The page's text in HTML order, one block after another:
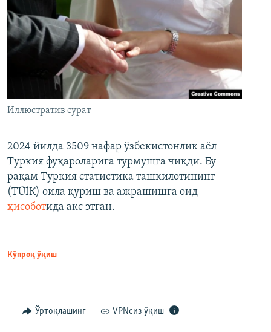
Иллюстратив сурат
2024 йилда 3509 нафар ўзбекистонлик аёл
Туркия фуқароларига турмушга чиқди. Бу
рақам Туркия статистика ташкилотининг
(ТÜİК) оила қуриш ва ажрашишга оид
ҳисоботида акс этган.
Кўпроқ ўқиш
Ўртоқлашинг VPNсиз ўқиш